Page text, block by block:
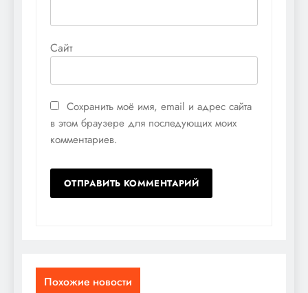
Сайт
Сохранить моё имя, email и адрес сайта
в этом браузере для последующих моих
комментариев.
Похожие новости